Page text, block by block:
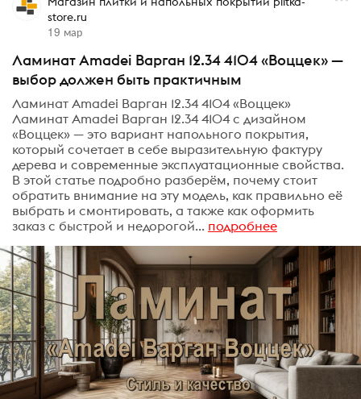
store.ru
19 мар
Ламинат Amadei Варган 12.34 4104 «Воццек» —
выбор должен быть практичным
Ламинат Amadei Варган 12.34 4104 «Воццек»
Ламинат Amadei Варган 12.34 4104 с дизайном
«Воццек» — это вариант напольного покрытия,
который сочетает в себе выразительную фактуру
дерева и современные эксплуатационные свойства.
В этой статье подробно разберём, почему стоит
обратить внимание на эту модель, как правильно её
выбрать и смонтировать, а также как оформить
заказ с быстрой и недорогой... подробнее